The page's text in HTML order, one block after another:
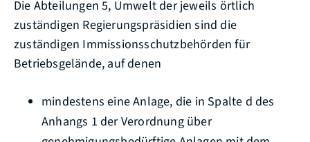
Die Abteilungen 5, Umwelt der jeweils örtlich
zuständigen Regierungspräsidien sind die
zuständigen Immissionsschutzbehörden für
Betriebsgelände, auf denen
mindestens eine Anlage, die in Spalte d des
Anhangs 1 der Verordnung über